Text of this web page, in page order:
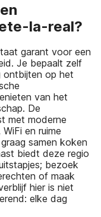
la-real?
garant voor een
Je bepaalt zelf
ontbijten op het
van het
De
met moderne
en ruime
samen koken
biedt deze regio
bezoek
of maak
hier is niet
elke dag